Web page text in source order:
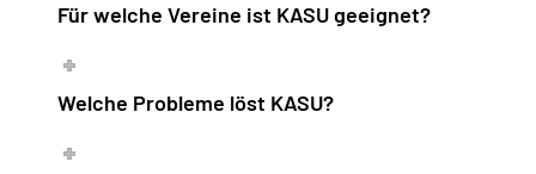
Für welche Vereine ist KASU geeignet?
Welche Probleme löst KASU?